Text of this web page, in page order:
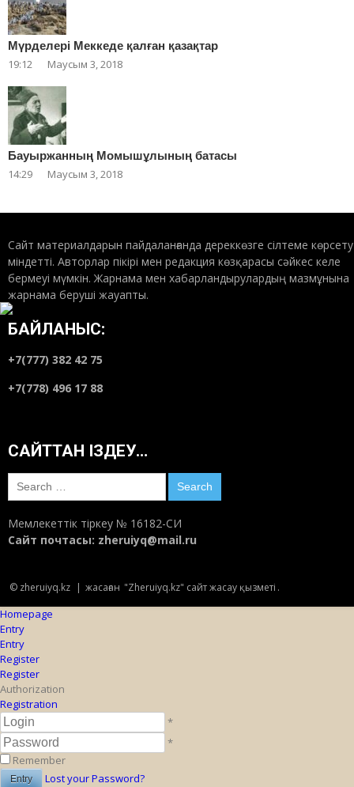
Мүрделері Меккеде қалған қазақтар
19:12 Маусым 3, 2018
Бауыржанның Момышұлының батасы
14:29 Маусым 3, 2018
Сайт материалдарын пайдаланғанда дереккөзге сілтеме көрсету
міндетті. Авторлар пікірі мен редакция көзқарасы сәйкес келе
бермеуі мүмкін. Жарнама мен хабарландырулардың мазмұнына
жарнама беруші жауапты.
БАЙЛАНЫС:
+7(777) 382 42 75
+7(778) 496 17 88
САЙТТАН ІЗДЕУ…
Search
for:
Мемлекеттік тіркеу № 16182-СИ
Сайт почтасы: zheruiyq@mail.ru
© zheruiyq.kz | жасаған "Zheruiyq.kz" сайт жасау қызметі .
Homepage
Entry
Entry
Register
Register
Authorization
Registration
*
*
Remember
Lost your Password?